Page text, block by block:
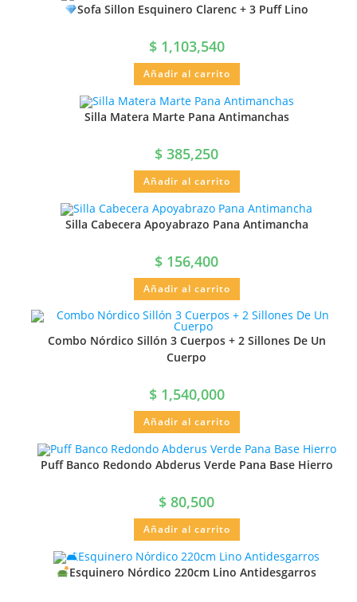
Sofa Sillon Esquinero Clarenc + 3 Puff Lino
$1,103,540
Añadir al carrito
Silla Matera Marte Pana Antimanchas
$ 385,250
Añadir al carrito
Silla Cabecera Apoyabrazo Pana Antimancha
$ 156,400
Añadir al carrito
Combo Nórdico Sillón 3 Cuerpos + 2 Sillones De Un
Cuerpo
$1,540,000
Añadir al carrito
Puff Banco Redondo Abderus Verde Pana Base Hierro
$ 80,500
Añadir al carrito
Esquinero Nórdico 220cm Lino Antidesgarros